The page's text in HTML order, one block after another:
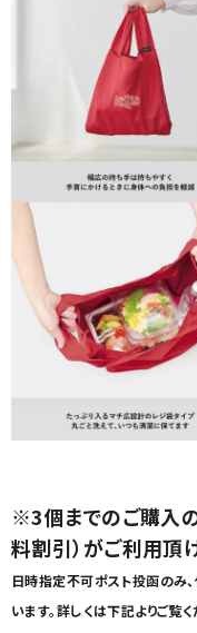
※3個までのご購入
料割引）がご利用頂け
日時指定不可ポスト投函のみ
います。詳しくは下記よりご覧く